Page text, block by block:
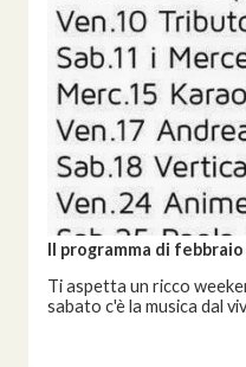
Il programma di
Ti aspetta un ricco
sabato c'è la musica dal